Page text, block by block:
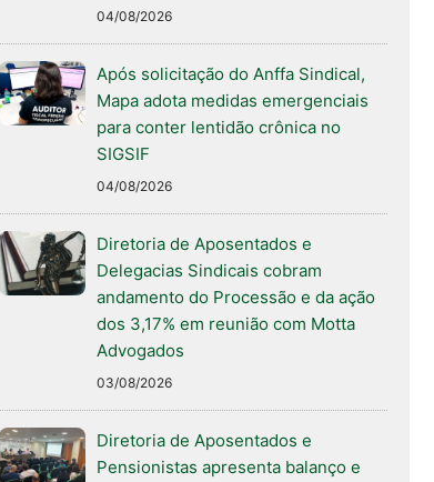
04/08/2026
Após solicitação do Anffa Sindical,
Mapa adota medidas emergenciais
para conter lentidão crônica no
SIGSIF
04/08/2026
Diretoria de Aposentados e
Delegacias Sindicais cobram
andamento do Processão e da ação
dos 3,17% em reunião com Motta
Advogados
03/08/2026
Diretoria de Aposentados e
Pensionistas apresenta balanço e